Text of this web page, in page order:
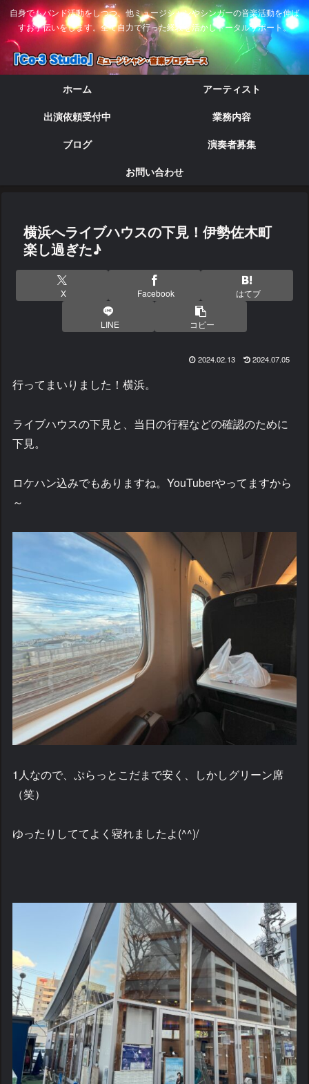
自身でもバンド活動をしつつ、他ミュージシャンやシンガーの音楽活動を伸ば
すお手伝いをします。全て自力で行った経験を活かしトータルサポート。
ホーム
アーティスト
出演依頼受付中
業務内容
ブログ
演奏者募集
お問い合わせ
横浜へライブハウスの下見！伊勢佐木町
楽し過ぎた♪
X Facebook はてブ
LINE コピー
2024.02.13 2024.07.05
行ってまいりました！横浜。
ライブハウスの下見と、当日の行程などの確認のために
下見。
ロケハン込みでもありますね。YouTuberやってますから
～
1人なので、ぷらっとこだまで安く、しかしグリーン席
（笑）
ゆったりしててよく寝れましたよ(^^)/